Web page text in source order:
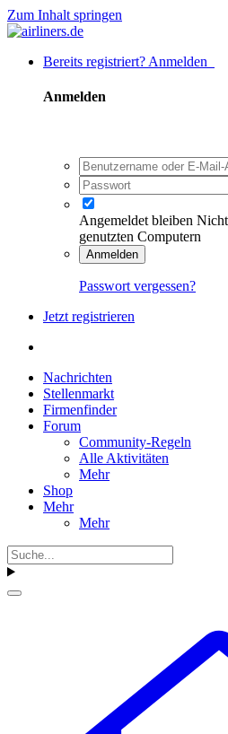
Zum Inhalt springen
Bereits registriert? Anmelden
Anmelden
Angemeldet bleiben
genutzten Computern
Anmelden
Passwort vergessen?
Jetzt registrieren
Nachrichten
Stellenmarkt
Firmenfinder
Forum
Community-Regeln
Alle Aktivitäten
Mehr
Shop
Mehr
Mehr